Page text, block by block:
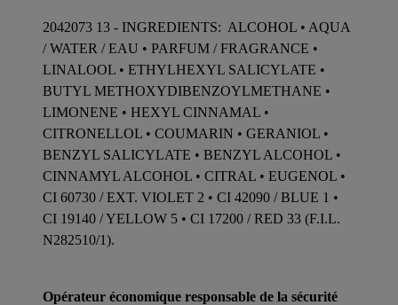
2042073 13 - INGREDIENTS: ALCOHOL • AQUA
/ WATER / EAU • PARFUM / FRAGRANCE •
LINALOOL • ETHYLHEXYL SALICYLATE •
BUTYL METHOXYDIBENZOYLMETHANE •
LIMONENE • HEXYL CINNAMAL •
CITRONELLOL • COUMARIN • GERANIOL •
BENZYL SALICYLATE • BENZYL ALCOHOL •
CINNAMYL ALCOHOL • CITRAL • EUGENOL •
CI 60730 / EXT. VIOLET 2 • CI 42090 / BLUE 1 •
CI 19140 / YELLOW 5 • CI 17200 / RED 33 (F.I.L.
N282510/1).
Opérateur économique responsable de la sécurité